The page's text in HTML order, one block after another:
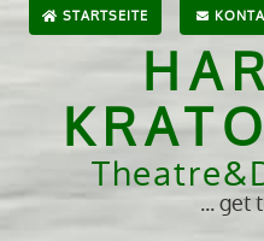
STARTSEITE
... get